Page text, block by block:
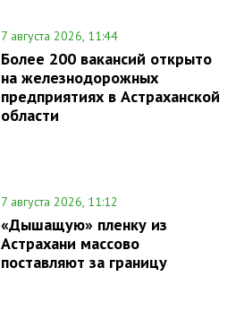
7 августа 2026, 11:44
Более 200 вакансий открыто
на железнодорожных
предприятиях в Астраханской
области
7 августа 2026, 11:12
«Дышащую» пленку из
Астрахани массово
поставляют за границу